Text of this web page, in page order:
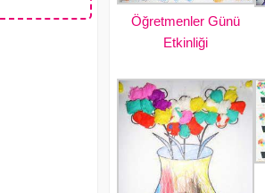
Öğretmenler Günü
Etkinliği